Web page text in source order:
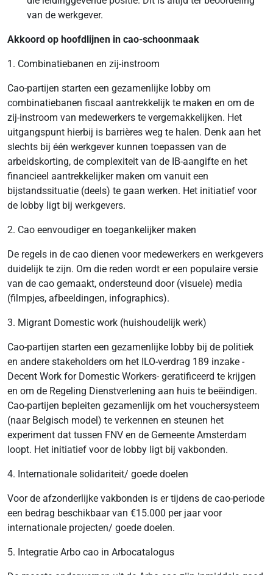
van de werkgever.
Akkoord op hoofdlijnen in cao-schoonmaak
1. Combinatiebanen en zij-instroom
Cao-partijen starten een gezamenlijke lobby om
combinatiebanen fiscaal aantrekkelijk te maken en om de
zij-instroom van medewerkers te vergemakkelijken. Het
uitgangspunt hierbij is barrières weg te halen. Denk aan het
slechts bij één werkgever kunnen toepassen van de
arbeidskorting, de complexiteit van de IB-aangifte en het
financieel aantrekkelijker maken om vanuit een
bijstandssituatie (deels) te gaan werken. Het initiatief voor
de lobby ligt bij werkgevers.
2. Cao eenvoudiger en toegankelijker maken
De regels in de cao dienen voor medewerkers en werkgevers
duidelijk te zijn. Om die reden wordt er een populaire versie
van de cao gemaakt, ondersteund door (visuele) media
(filmpjes, afbeeldingen, infographics).
3. Migrant Domestic work (huishoudelijk werk)
Cao-partijen starten een gezamenlijke lobby bij de politiek
en andere stakeholders om het ILO-verdrag 189 inzake -
Decent Work for Domestic Workers- geratificeerd te krijgen
en om de Regeling Dienstverlening aan huis te beëindigen.
Cao-partijen bepleiten gezamenlijk om het vouchersysteem
(naar Belgisch model) te verkennen en steunen het
experiment dat tussen FNV en de Gemeente Amsterdam
loopt. Het initiatief voor de lobby ligt bij vakbonden.
4. Internationale solidariteit/ goede doelen
Voor de afzonderlijke vakbonden is er tijdens de cao-periode
een bedrag beschikbaar van €15.000 per jaar voor
internationale projecten/ goede doelen.
5. Integratie Arbo cao in Arbocatalogus